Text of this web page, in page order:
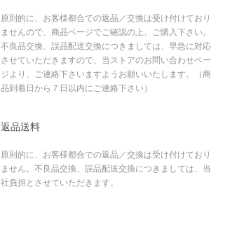
原則的に、お客様都合での返品／交換は受け付けており
ませんので、商品ページでご確認の上、ご購入下さい。
不良品交換、誤品配送交換につきましては、早急に対応
させていただきますので、当ストアのお問い合わせペー
ジより、ご連絡下さいますようお願いいたします。（商
品到着日から７日以内にご連絡下さい）
返品送料
原則的に、お客様都合での返品／交換は受け付けており
ません。不良品交換、誤品配送交換につきましては、当
社負担とさせていただきます。